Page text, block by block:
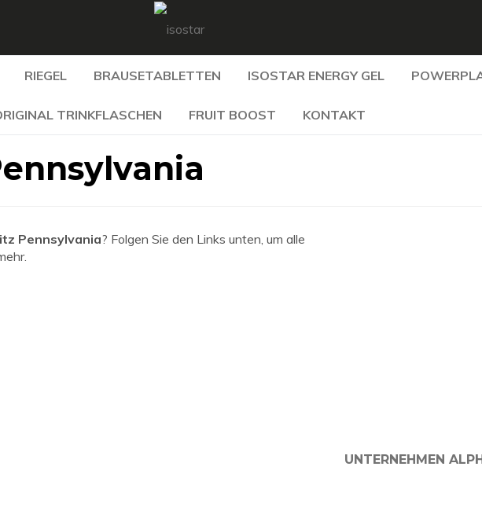
RIEGEL BRAUSETABLETTEN ISOSTAR ENERGY GEL
TRINKFLASCHEN FRUIT BOOST KONTAKT
Pennsylvania? Folgen Sie den Links unten, um alle
UNTERNEHMEN